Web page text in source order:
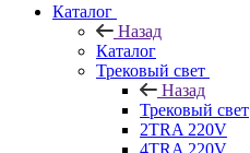
Каталог
Назад
Каталог
Трековый свет
Назад
Трековый свет
2TRA 220V
4TRA 220V